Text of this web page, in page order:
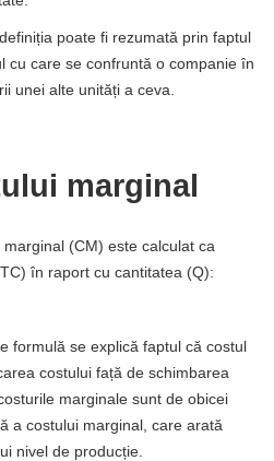
poate fi rezumată prin faptul
cu care se confruntă o companie în
unei alte unități a ceva.
marginal
(CM) este calculat ca
în raport cu cantitatea (Q):
formulă se explică faptul că costul
costului față de schimbarea
marginale sunt de obicei
a costului marginal, care arată
nivel de producție.